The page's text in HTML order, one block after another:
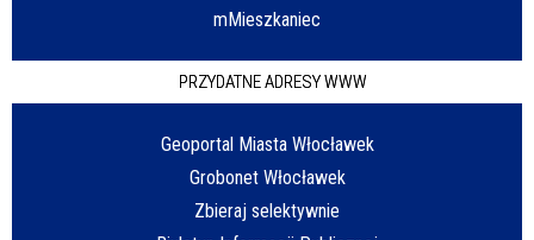
mMieszkaniec
PRZYDATNE ADRESY WWW
Geoportal Miasta Włocławek
Grobonet Włocławek
Zbieraj selektywnie